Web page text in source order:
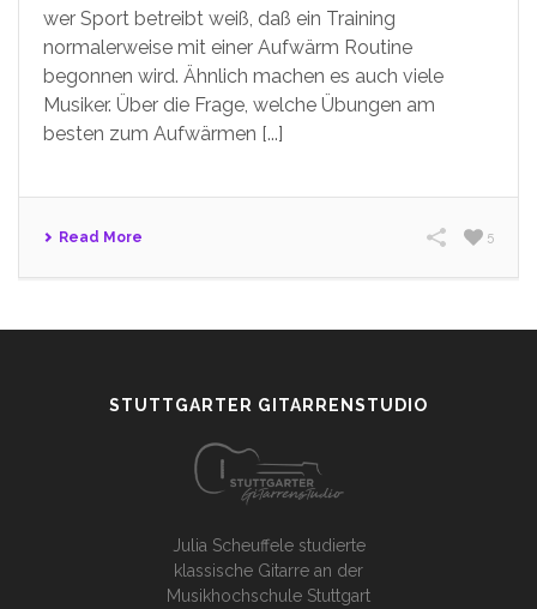
wer Sport betreibt weiß, daß ein Training
normalerweise mit einer Aufwärm Routine
begonnen wird. Ähnlich machen es auch viele
Musiker. Über die Frage, welche Übungen am
besten zum Aufwärmen [...]
Read More 5
STUTTGARTER GITARRENSTUDIO
Julia Scheuffele studierte
klassische Gitarre an der
Musikhochschule Stuttgart